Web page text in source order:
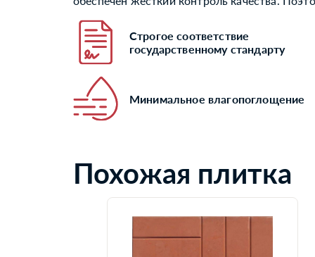
Строгое соответствие
государственному стандарту
Минимальное влагопоглощение
Похожая плитка